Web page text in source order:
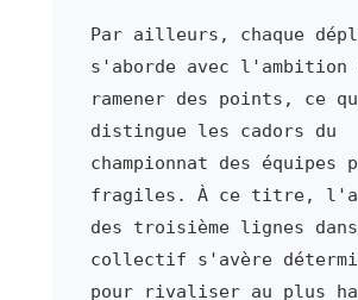
Par ailleurs, chaque
s'aborde avec l'ambition
ramener des points, ce
distingue les cadors du
championnat des équipes
fragiles. À ce titre,
des troisième lignes
collectif s'avère
pour rivaliser au plus